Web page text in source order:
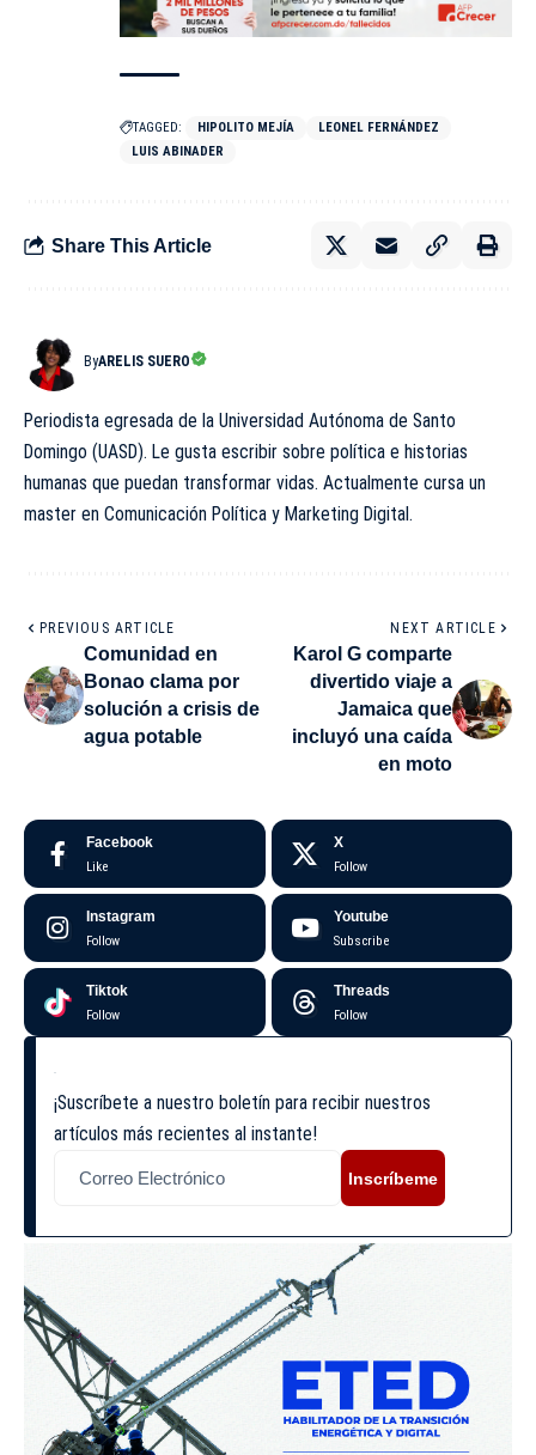
TAGGED: HIPOLITO MEJÍA
LEONEL FERNÁNDEZ
LUIS ABINADER
Share This Article
ByARELIS SUERO
Periodista egresada de la Universidad Autónoma de Santo
Domingo (UASD). Le gusta escribir sobre política e historias
humanas que puedan transformar vidas. Actualmente cursa un
master en Comunicación Política y Marketing Digital.
PREVIOUS ARTICLE
Comunidad en
Bonao clama por
solución a crisis de
agua potable
NEXT ARTICLE
Karol G comparte
divertido viaje a
Jamaica que
incluyó una caída
en moto
Facebook
Like
X
Follow
Instagram
Follow
Youtube
Subscribe
Tiktok
Follow
Threads
Follow
¡Suscríbete a nuestro boletín para recibir nuestros
artículos más recientes al instante!
Inscríbeme